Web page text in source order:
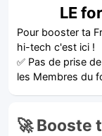
LE
Pour booster ta
hi-tech c'est ici !
✅ Pas de prise
les Membres du
🚀 Booste